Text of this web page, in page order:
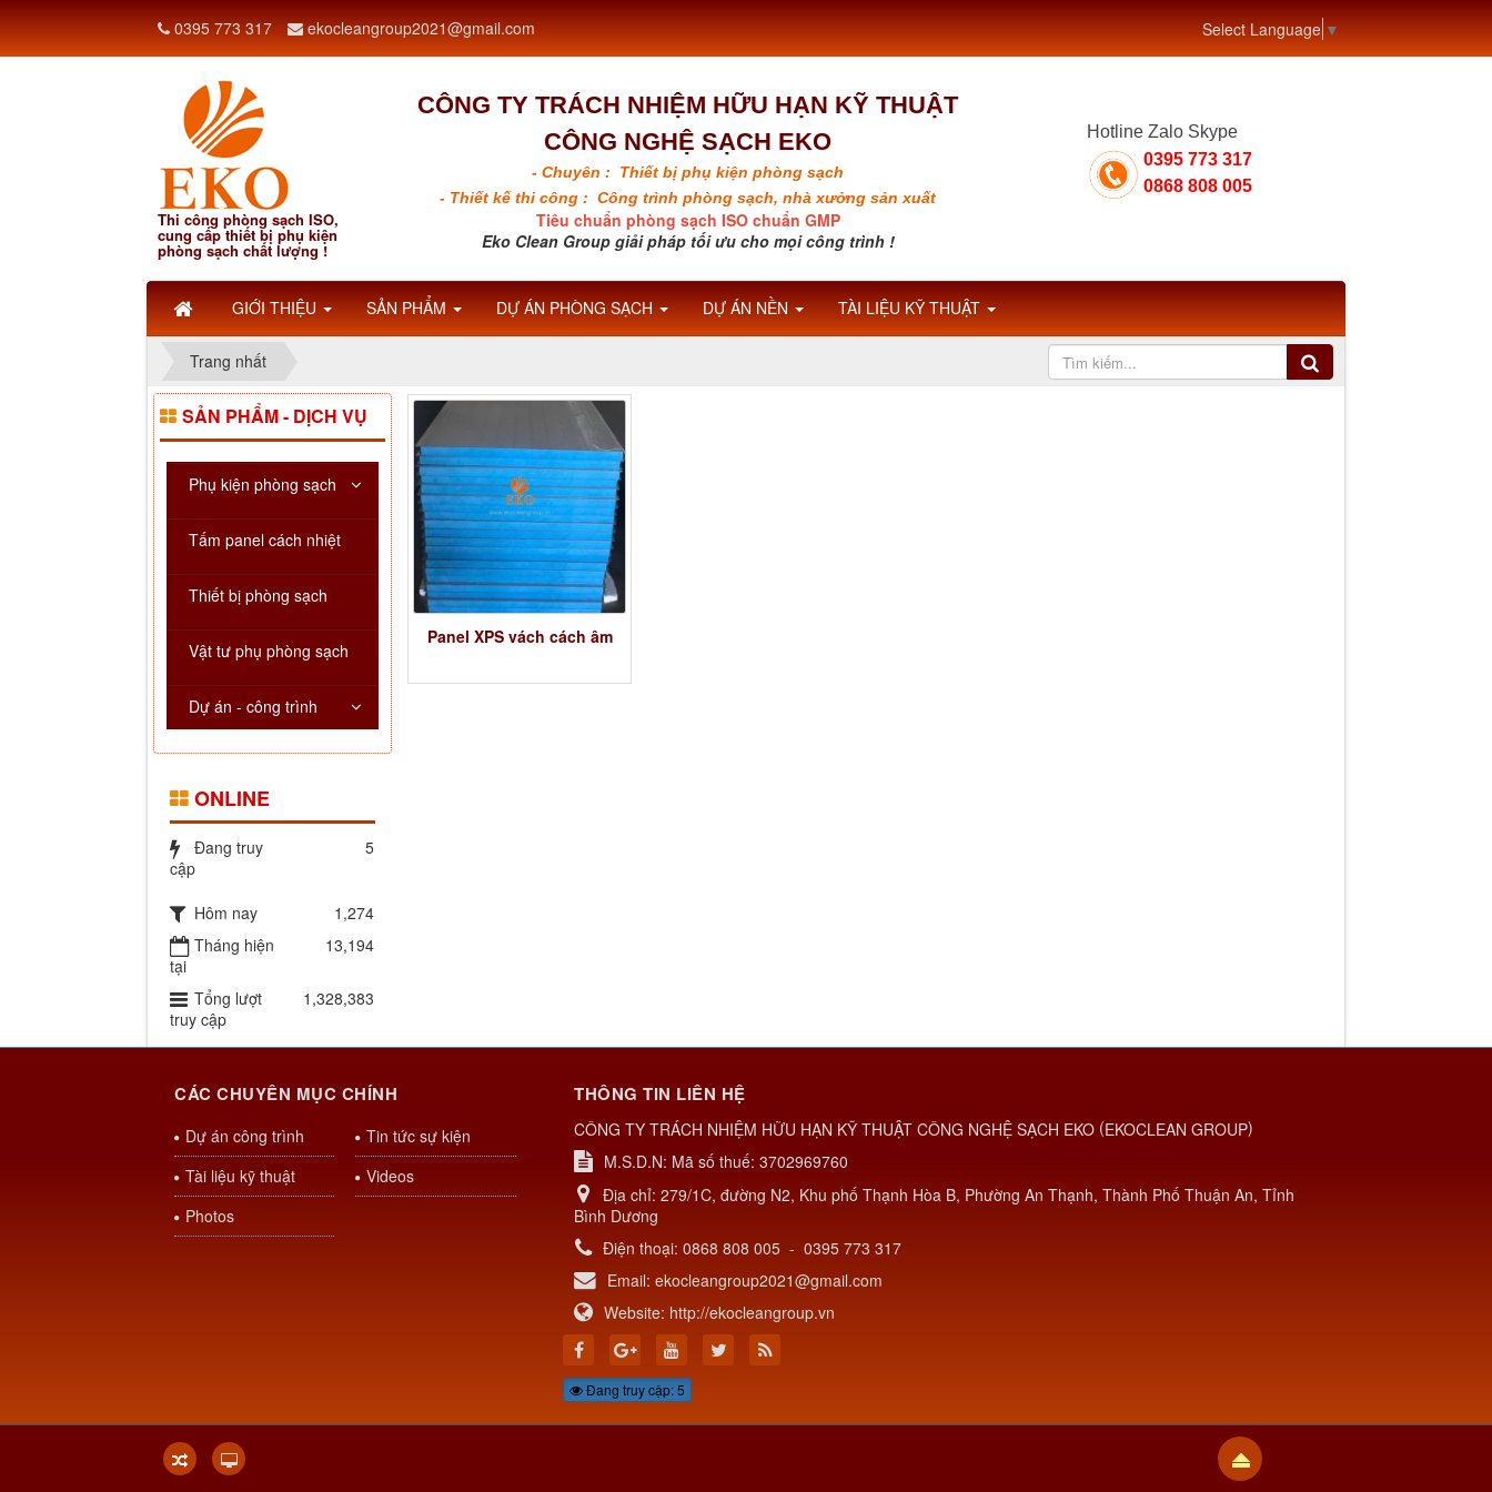
Thi công phòng sạch ISO,
cung cấp thiết bị phụ kiện
phòng sạch chất lượng !
CÔNG TY TRÁCH NHIỆM HỮU HẠN KỸ THUẬT
CÔNG NGHỆ SẠCH EKO
- Chuyên : Thiết bị phụ kiện phòng sạch
- Thiết kế thi công : Công trình phòng sạch, nhà xưởng sản xuất
Tiêu chuẩn phòng sạch ISO chuẩn GMP
Eko Clean Group giải pháp tối ưu cho mọi công trình !
Hotline Zalo Skype
0395 773 317
0868 808 005
GIỚI THIỆU SẢN PHẨM DỰ ÁN PHÒNG SẠCH DỰ ÁN NỀN TÀI LIỆU KỸ THUẬT
0395 773 317 ekocleangroup2021@gmail.com Select Language▼
Trang nhất
Panel XPS vách cách âm
SẢN PHẨM - DỊCH VỤ
Phụ kiện phòng sạch
Tấm panel cách nhiệt
Thiết bị phòng sạch
Vật tư phụ phòng sạch
Dự án - công trình
ONLINE
Đang truy
cập
5
Hôm nay
1,274
Tháng hiện
tại
13,194
Tổng lượt
truy cập
1,328,383
CÁC CHUYÊN MỤC CHÍNH
Dự án công trình
Tin tức sự kiện
Tài liệu kỹ thuật
Videos
Photos
THÔNG TIN LIÊN HỆ
CÔNG TY TRÁCH NHIỆM HỮU HẠN KỸ THUẬT CÔNG NGHỆ SẠCH EKO (EKOCLEAN GROUP)
M.S.D.N: Mã số thuế: 3702969760
Địa chỉ: 279/1C, đường N2, Khu phố Thạnh Hòa B, Phường An Thạnh, Thành Phố Thuận An, Tỉnh
Bình Dương
Điện thoại: 0868 808 005 - 0395 773 317
Email: ekocleangroup2021@gmail.com
Website: http://ekocleangroup.vn
Đang truy cập: 5